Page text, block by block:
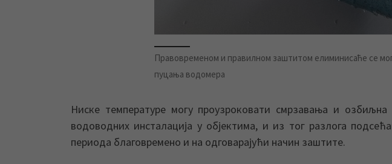
Правовременом и правилном заштитом елиминисаће се
пуцања водомера
Ниске температуре могу проузроковати смрзавања и
водоводних инсталација у објектима, и из тог разлога
периода благовремено и на одговарајући начин заштите.